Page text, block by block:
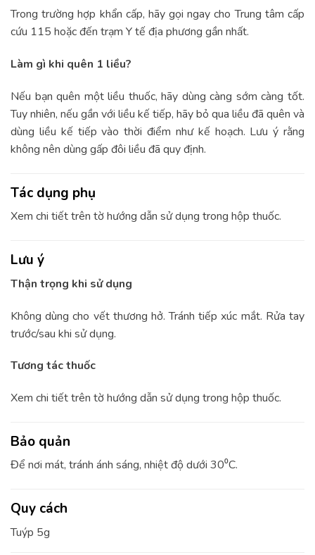
Trong trường hợp khẩn cấp, hãy gọi ngay cho Trung tâm cấp
cứu 115 hoặc đến trạm Y tế địa phương gần nhất.
Làm gì khi quên 1 liều?
Nếu bạn quên một liều thuốc, hãy dùng càng sớm càng tốt.
Tuy nhiên, nếu gần với liều kế tiếp, hãy bỏ qua liều đã quên và
dùng liều kế tiếp vào thời điểm như kế hoạch. Lưu ý rằng
không nên dùng gấp đôi liều đã quy định.
Tác dụng phụ
Xem chi tiết trên tờ hướng dẫn sử dụng trong hộp thuốc.
Lưu ý
Thận trọng khi sử dụng
Không dùng cho vết thương hở. Tránh tiếp xúc mắt. Rửa tay
trước/sau khi sử dụng.
Tương tác thuốc
Xem chi tiết trên tờ hướng dẫn sử dụng trong hộp thuốc.
Bảo quản
Để nơi mát, tránh ánh sáng, nhiệt độ dưới 30⁰C.
Quy cách
Tuýp 5g